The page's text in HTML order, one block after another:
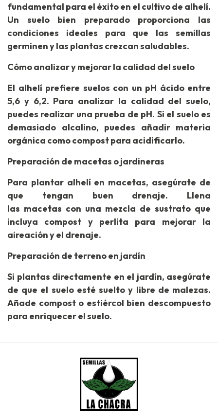
fundamental para el éxito en el cultivo de alhelí.
Un suelo bien preparado proporciona las
condiciones ideales para que las semillas
germinen y las plantas crezcan saludables.
Cómo analizar y mejorar la calidad del suelo
El alhelí prefiere suelos con un pH ácido entre
5,6 y 6,2. Para analizar la calidad del suelo,
puedes realizar una prueba de pH. Si el suelo es
demasiado alcalino, puedes añadir materia
orgánica como compost para acidificarlo.
Preparación de macetas o jardineras
Para plantar alhelí en macetas, asegúrate de
que tengan buen drenaje. Llena
las macetas con una mezcla de sustrato que
incluya compost y perlita para mejorar la
aireación y el drenaje.
Preparación de terreno en jardín
Si plantas directamente en el jardín, asegúrate
de que el suelo esté suelto y libre de malezas.
Añade compost o estiércol bien descompuesto
para enriquecer el suelo.